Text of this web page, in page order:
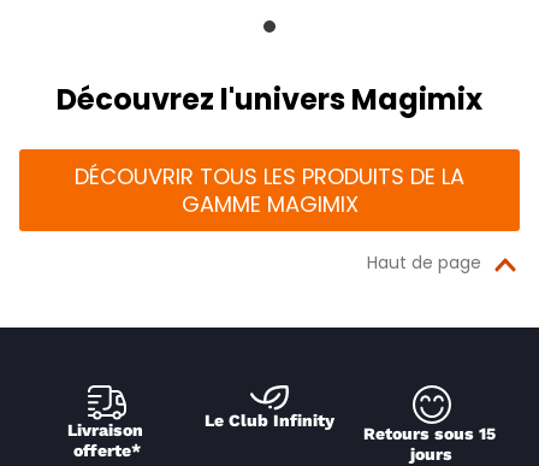
Découvrez l'univers Magimix
DÉCOUVRIR TOUS LES PRODUITS DE LA
GAMME MAGIMIX
Haut de page
Livraison
offerte*
Le Club Infinity
Retours sous 15
jours